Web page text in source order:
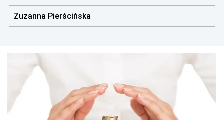
Zuzanna Pierścińska